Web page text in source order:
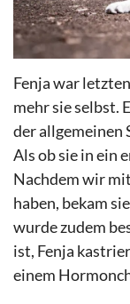
Fenja war
mehr sie selbst.
der allgemeinen
Als ob sie in ein
Nachdem wir
haben, bekam
wurde zudem
ist, Fenja
einem